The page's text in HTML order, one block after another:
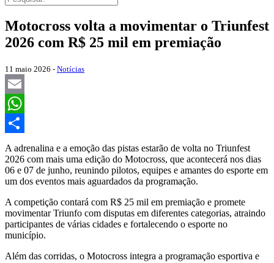
Motocross volta a movimentar o Triunfest
2026 com R$ 25 mil em premiação
11 maio 2026 - Notícias
Email
WhatsApp
Share
A adrenalina e a emoção das pistas estarão de volta no Triunfest
2026 com mais uma edição do Motocross, que acontecerá nos dias
06 e 07 de junho, reunindo pilotos, equipes e amantes do esporte em
um dos eventos mais aguardados da programação.
A competição contará com R$ 25 mil em premiação e promete
movimentar Triunfo com disputas em diferentes categorias, atraindo
participantes de várias cidades e fortalecendo o esporte no
município.
Além das corridas, o Motocross integra a programação esportiva e